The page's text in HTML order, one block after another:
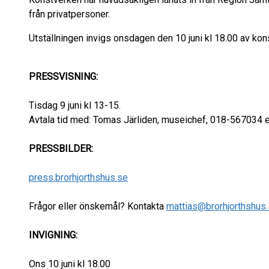
från privatpersoner.
Utställningen invigs onsdagen den 10 juni kl 18.00 av
PRESSVISNING:
Tisdag 9 juni kl 13-15.
Avtala tid med: Tomas Järliden, museichef, 018-567034
PRESSBILDER:
press.brorhjorthshus.se
Frågor eller önskemål? Kontakta
INVIGNING:
Ons 10 juni kl 18.00